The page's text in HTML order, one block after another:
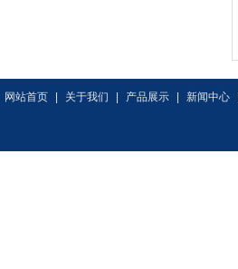
网站首页 关于我们 产品展示 新闻中心